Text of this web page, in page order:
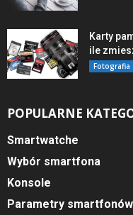
Karty
ile
Fotografia
POPULARNE
Smartwatche
Wybór smartfona
Konsole
Parametry smartfonów